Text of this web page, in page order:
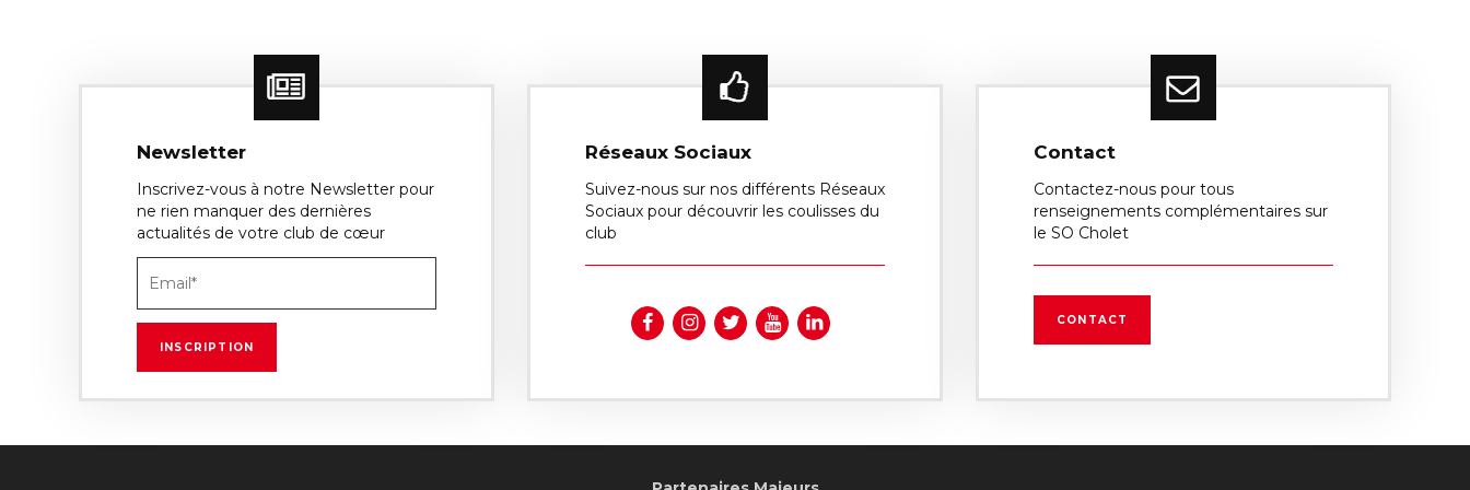
Newsletter
Inscrivez-vous à notre Newsletter pour
ne rien manquer des dernières
actualités de votre club de cœur
Réseaux Sociaux
Suivez-nous sur nos différents Réseaux
Sociaux pour découvrir les coulisses du
club
Contact
Contactez-nous pour tous
renseignements complémentaires sur
le SO Cholet
CONTACT